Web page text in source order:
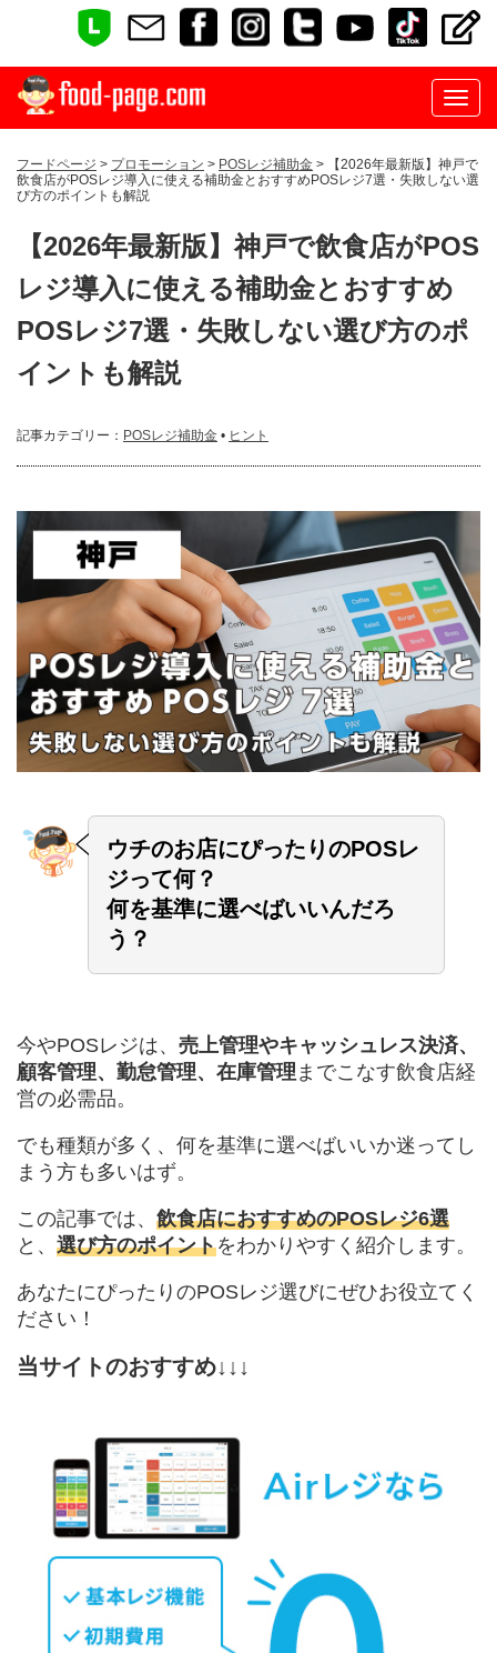
フードページ > プロモーション > POSレジ補助金 > 【2026年最新版】神戸で
飲食店がPOSレジ導入に使える補助金とおすすめPOSレジ7選・失敗しない選
び方のポイントも解説
【2026年最新版】神戸で飲食店がPOS
レジ導入に使える補助金とおすすめ
POSレジ7選・失敗しない選び方のポ
イントも解説
記事カテゴリー： POSレジ補助金 • ヒント
ウチのお店にぴったりのPOSレ
ジって何？
何を基準に選べばいいんだろ
う？
今やPOSレジは、 売上管理やキャッシュレス決済、
顧客管理、勤怠管理、在庫管理 までこなす飲食店経
営の必需品。
でも種類が多く、何を基準に選べばいいか迷ってし
まう方も多いはず。
この記事では、 飲食店におすすめのPOSレジ6選
と、 選び方のポイントをわかりやすく紹介します。
あなたにぴったりのPOSレジ選びにぜひお役立てく
ださい！
当サイトのおすすめ↓↓↓